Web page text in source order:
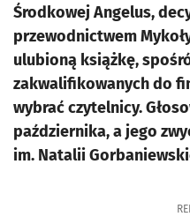
Środkowej Angelus,
przewodnictwem
ulubioną książkę,
zakwalifikowanych do
wybrać czytelnicy.
października, a jego
im. Natalii